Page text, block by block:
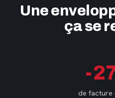
Une
ça se
-
de facture